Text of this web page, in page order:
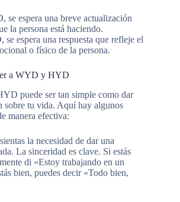
se espera una breve actualización
la persona está haciendo.
espera una respuesta que refleje el
o físico de la persona.
a WYD y HYD
puede ser tan simple como dar
sobre tu vida. Aquí hay algunos
manera efectiva:
la necesidad de dar una
La sinceridad es clave. Si estás
di «Estoy trabajando en un
bien, puedes decir «Todo bien,